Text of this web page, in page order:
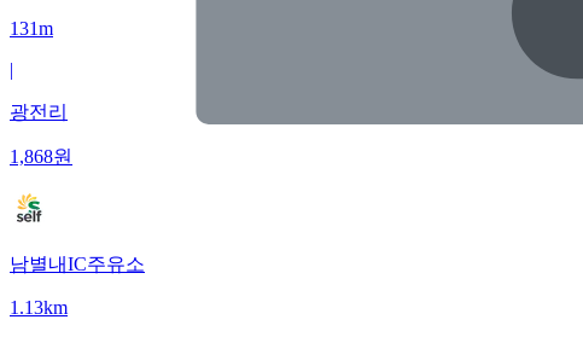
131m
|
광전리
1,868원
남별내IC주유소
1.13km